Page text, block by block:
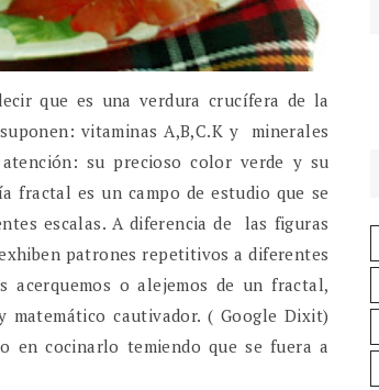
que es una verdura crucífera de la
vitaminas A,B,C.K y minerales
su precioso color verde y su
fractal es un campo de estudio que se
escalas. A diferencia de las figuras
patrones repetitivos a diferentes
acerquemos o alejemos de un fractal,
matemático cautivador. ( Google Dixit)
en cocinarlo temiendo que se fuera a